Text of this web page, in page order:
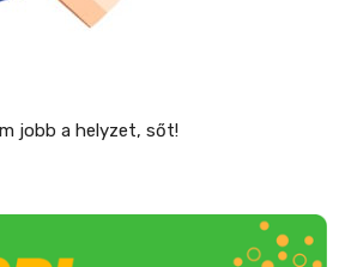
jobb a helyzet, sőt!